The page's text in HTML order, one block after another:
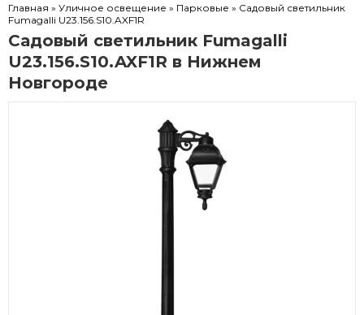
Главная » Уличное освещение » Парковые » Садовый светильник
Fumagalli U23.156.S10.AXF1R
Садовый светильник Fumagalli
U23.156.S10.AXF1R в Нижнем
Новгороде